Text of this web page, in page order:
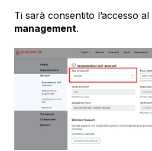
Ti sarà consentito l’accesso al
management.